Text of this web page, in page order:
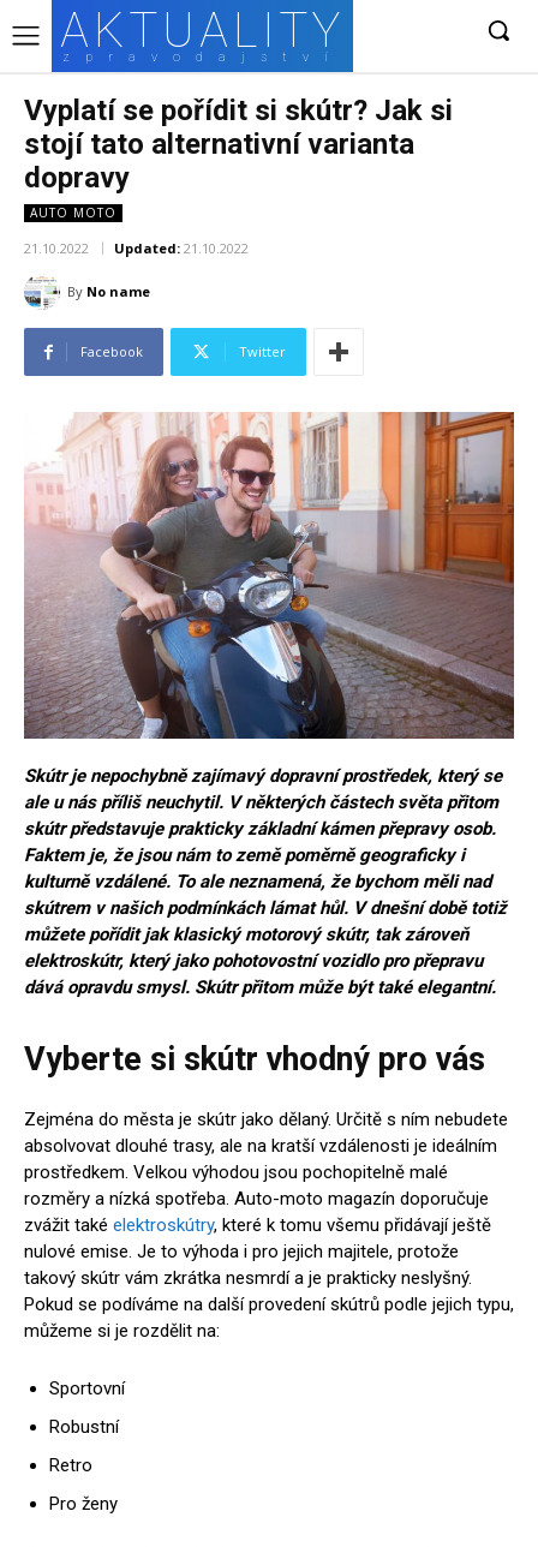
AKTUALITY
zpravodajství
Vyplatí se pořídit si skútr? Jak si
stojí tato alternativní varianta
dopravy
AUTO MOTO
21.10.2022 Updated: 21.10.2022
By No name
Facebook Twitter
Skútr je nepochybně zajímavý dopravní prostředek, který se
ale u nás příliš neuchytil. V některých částech světa přitom
skútr představuje prakticky základní kámen přepravy osob.
Faktem je, že jsou nám to země poměrně geograficky i
kulturně vzdálené. To ale neznamená, že bychom měli nad
skútrem v našich podmínkách lámat hůl. V dnešní době totiž
můžete pořídit jak klasický motorový skútr, tak zároveň
elektroskútr, který jako pohotovostní vozidlo pro přepravu
dává opravdu smysl. Skútr přitom může být také elegantní.
Vyberte si skútr vhodný pro vás
Zejména do města je skútr jako dělaný. Určitě s ním nebudete
absolvovat dlouhé trasy, ale na kratší vzdálenosti je ideálním
prostředkem. Velkou výhodou jsou pochopitelně malé
rozměry a nízká spotřeba. Auto-moto magazín doporučuje
zvážit také elektroskútry, které k tomu všemu přidávají ještě
nulové emise. Je to výhoda i pro jejich majitele, protože
takový skútr vám zkrátka nesmrdí a je prakticky neslyšný.
Pokud se podíváme na další provedení skútrů podle jejich typu,
můžeme si je rozdělit na:
Sportovní
Robustní
Retro
Pro ženy